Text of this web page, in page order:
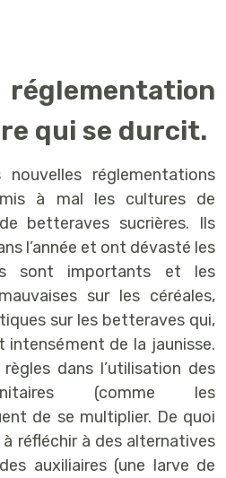
qui se durcit.
réglementations
à mal les cultures de
betteraves sucrières. Ils
l’année et ont dévasté les
sont importants et les
sur les céréales,
sur les betteraves qui,
de la jaunisse.
dans l’utilisation des
(comme les
de se multiplier. De quoi
réfléchir à des alternatives
auxiliaires (une larve de